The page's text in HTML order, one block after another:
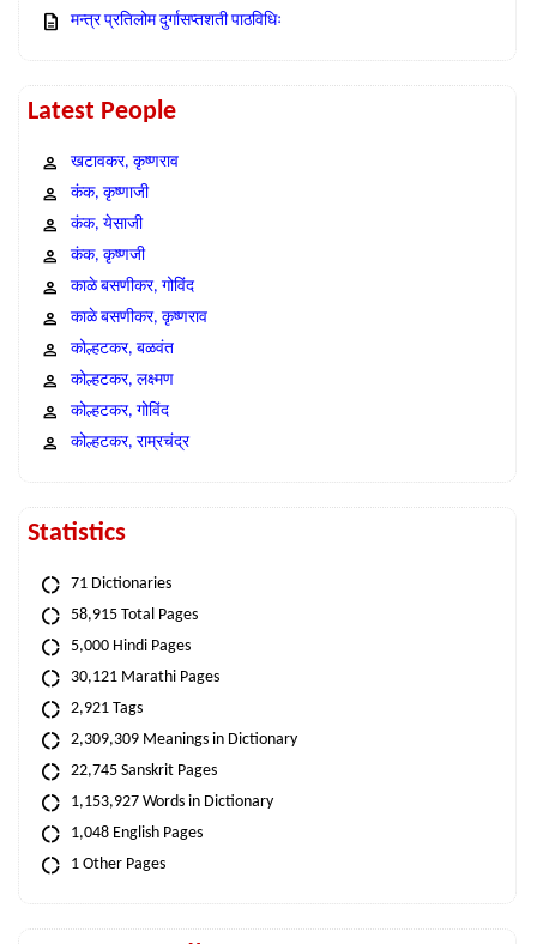
मन्त्र प्रतिलोम दुर्गासप्तशती पाठविधिः
Latest People
खटावकर, कृष्णराव
कंक, कृष्णाजी
कंक, येसाजी
कंक, कृष्णजी
काळे बसणीकर, गोविंद
काळे बसणीकर, कृष्णराव
कोल्हटकर, बळवंत
कोल्हटकर, लक्ष्मण
कोल्हटकर, गोविंद
कोल्हटकर, राम्रचंद्र
Statistics
71 Dictionaries
58,915 Total Pages
5,000 Hindi Pages
30,121 Marathi Pages
2,921 Tags
2,309,309 Meanings in Dictionary
22,745 Sanskrit Pages
1,153,927 Words in Dictionary
1,048 English Pages
1 Other Pages